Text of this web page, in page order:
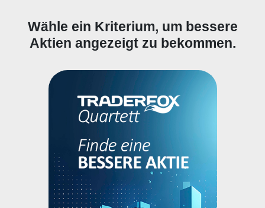
Wähle ein Kriterium, um bessere
Aktien angezeigt zu bekommen.